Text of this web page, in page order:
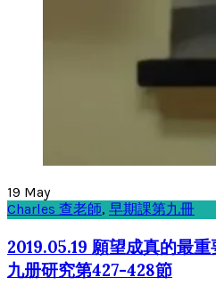
19 May
Charles 查老師, 早期課第九冊
2019.05.19 願望成真的最
九册研究第427-428節